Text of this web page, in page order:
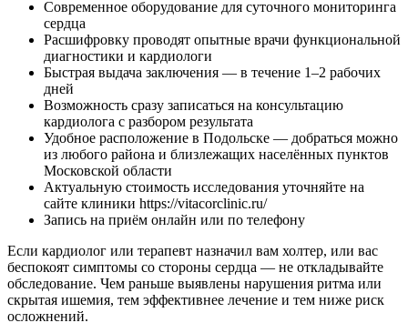
Современное оборудование для суточного мониторинга
сердца
Расшифровку проводят опытные врачи функциональной
диагностики и кардиологи
Быстрая выдача заключения — в течение 1–2 рабочих
дней
Возможность сразу записаться на консультацию
кардиолога с разбором результата
Удобное расположение в Подольске — добраться можно
из любого района и близлежащих населённых пунктов
Московской области
Актуальную стоимость исследования уточняйте на
сайте клиники https://vitacorclinic.ru/
Запись на приём онлайн или по телефону
Если кардиолог или терапевт назначил вам холтер, или вас
беспокоят симптомы со стороны сердца — не откладывайте
обследование. Чем раньше выявлены нарушения ритма или
скрытая ишемия, тем эффективнее лечение и тем ниже риск
осложнений.